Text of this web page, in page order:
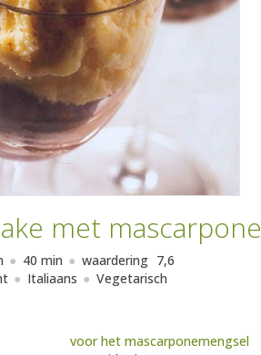
met mascarpone
40 min waardering 7,6
Italiaans Vegetarisch
voor het mascarponemengsel